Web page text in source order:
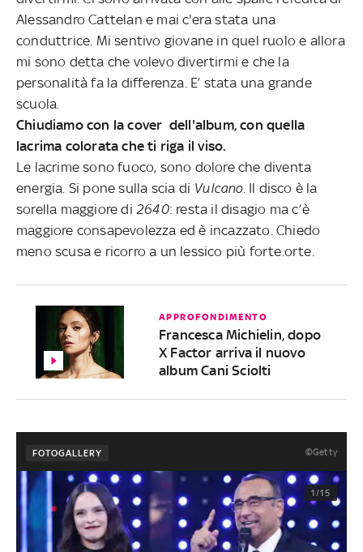
Alessandro Cattelan e mai c'era stata una
conduttrice. Mi sentivo giovane in quel ruolo e allora
mi sono detta che volevo divertirmi e che la
personalità fa la differenza. E’ stata una grande
scuola.
Chiudiamo con la cover dell'album, con quella
lacrima colorata che ti riga il viso.
Le lacrime sono fuoco, sono dolore che diventa
energia. Si pone sulla scia di Vulcano. Il disco è la
sorella maggiore di 2640: resta il disagio ma c’è
maggiore consapevolezza ed è incazzato. Chiedo
meno scusa e ricorro a un lessico più forte.orte.
APPROFONDIMENTO
Francesca Michielin, dopo
X Factor arriva il nuovo
album Cani Sciolti
FOTOGALLERY ©Getty
1/15